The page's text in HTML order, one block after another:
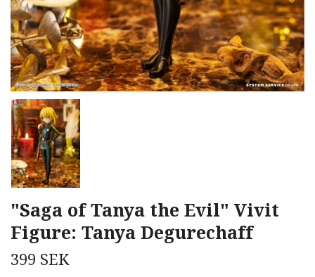
"Saga of Tanya the Evil" Vivit
Figure: Tanya Degurechaff
399 SEK